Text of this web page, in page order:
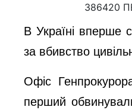
386420
В Україні вперше
за вбивство
Офіс
перший